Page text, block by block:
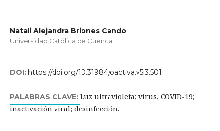
Natali Alejandra Briones Cando
Universidad Católica de Cuenca
DOI: https://doi.org/10.31984/oactiva.v5i3.501
PALABRAS CLAVE: Luz ultravioleta; virus, COVID-19;
inactivación viral; desinfección.